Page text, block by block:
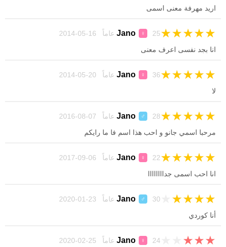
اريد مهرفة معنى اسمى
Jano ♀ 25 عاماً 16-05-2014 ★
★
★
★
★
انا بجد نفسى اعرف معنى
Jano ♀ 36 عاماً 20-05-2014 ★
★
★
★
★
لا
Jano ♂ 28 عاماً 07-08-2016 ★
★
★
★
★
مرحبا اسمي جانو و احب هذا اسم فا ما رايكم
Jano ♀ 22 عاماً 06-09-2017 ★
★
★
★
★
انا احب اسمى جداااااااا
Jano ♂ 30 عاماً 23-01-2020 ★
★
★
★
أنا كوردي
Jano ♀ 24 عاماً 25-02-2020 ★
★
★